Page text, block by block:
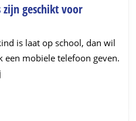
geschikt voor
is laat op school, dan wil
mobiele telefoon geven.